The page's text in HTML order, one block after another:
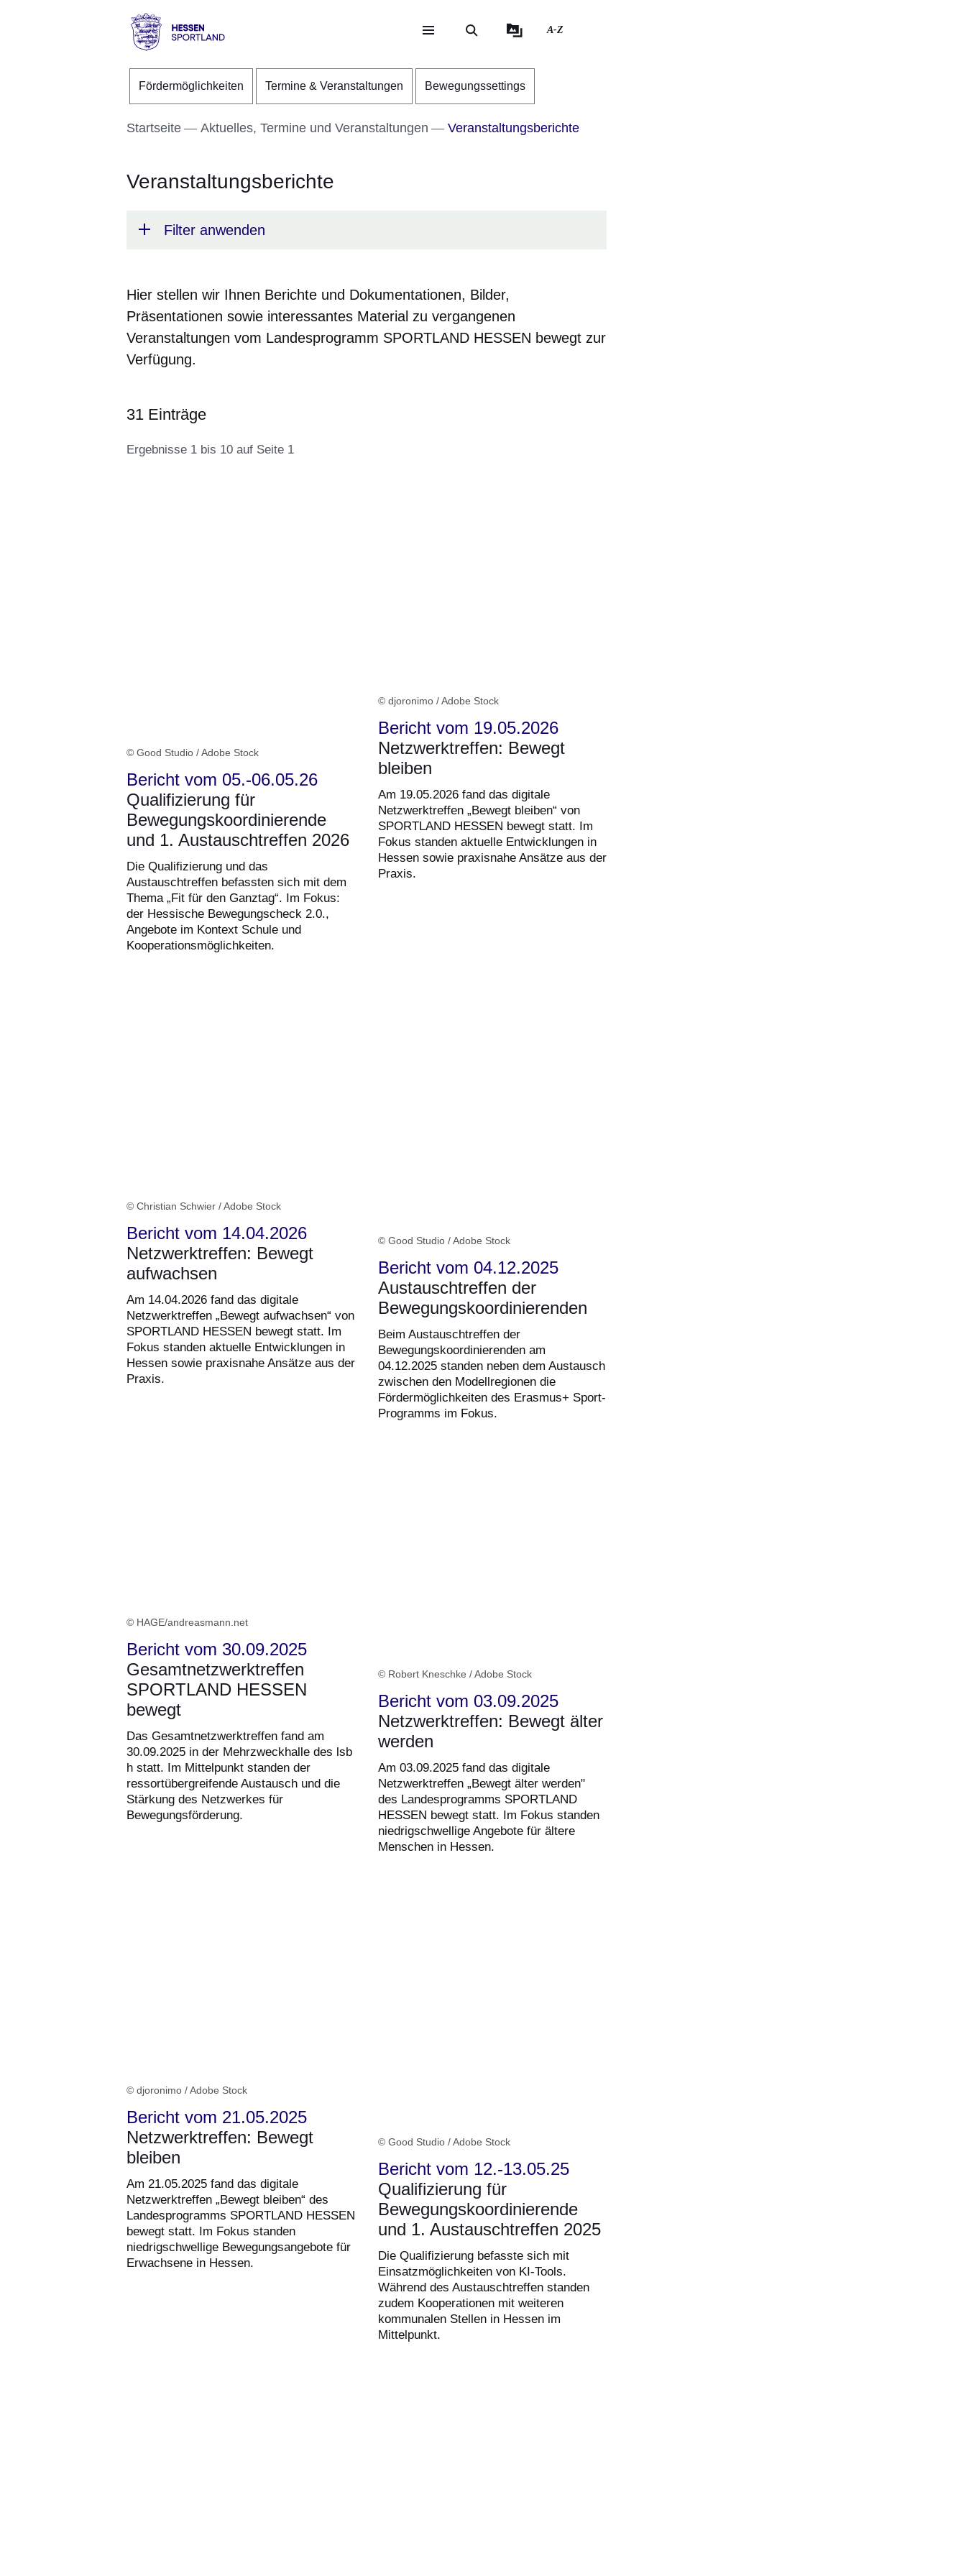
Direkt zum Kopf der Seite
Direkt zum Inhalt
Direkt zum Fuß der Seite
Sportland
A-Z
Fördermöglichkeiten Termine & Veranstaltungen Bewegungssettings
Startseite Aktuelles, Termine und Veranstaltungen Veranstaltungsberichte
Veranstaltungsberichte
Filter anwenden
Hier stellen wir Ihnen Berichte und Dokumentationen, Bilder,
Präsentationen sowie interessantes Material zu vergangenen
Veranstaltungen vom Landesprogramm SPORTLAND HESSEN bewegt zur
Verfügung.
31 Einträge
Ergebnisse 1 bis 10 auf Seite 1
© Good Studio / Adobe Stock
Bericht vom 05.-06.05.26
Qualifizierung für
Bewegungskoordinierende
und 1. Austauschtreffen 2026
Die Qualifizierung und das
Austauschtreffen befassten sich mit dem
Thema „Fit für den Ganztag“. Im Fokus:
der Hessische Bewegungscheck 2.0.,
Angebote im Kontext Schule und
Kooperationsmöglichkeiten.
© djoronimo / Adobe Stock
Bericht vom 19.05.2026
Netzwerktreffen: Bewegt
bleiben
Am 19.05.2026 fand das digitale
Netzwerktreffen „Bewegt bleiben“ von
SPORTLAND HESSEN bewegt statt. Im
Fokus standen aktuelle Entwicklungen in
Hessen sowie praxisnahe Ansätze aus der
Praxis.
© Christian Schwier / Adobe Stock
Bericht vom 14.04.2026
Netzwerktreffen: Bewegt
aufwachsen
Am 14.04.2026 fand das digitale
Netzwerktreffen „Bewegt aufwachsen“ von
SPORTLAND HESSEN bewegt statt. Im
Fokus standen aktuelle Entwicklungen in
Hessen sowie praxisnahe Ansätze aus der
Praxis.
© Good Studio / Adobe Stock
Bericht vom 04.12.2025
Austauschtreffen der
Bewegungskoordinierenden
Beim Austauschtreffen der
Bewegungskoordinierenden am
04.12.2025 standen neben dem Austausch
zwischen den Modellregionen die
Fördermöglichkeiten des Erasmus+ Sport-
Programms im Fokus.
© HAGE/andreasmann.net
Bericht vom 30.09.2025
Gesamtnetzwerktreffen
SPORTLAND HESSEN
bewegt
Das Gesamtnetzwerktreffen fand am
30.09.2025 in der Mehrzweckhalle des lsb
h statt. Im Mittelpunkt standen der
ressortübergreifende Austausch und die
Stärkung des Netzwerkes für
Bewegungsförderung.
© Robert Kneschke / Adobe Stock
Bericht vom 03.09.2025
Netzwerktreffen: Bewegt älter
werden
Am 03.09.2025 fand das digitale
Netzwerktreffen „Bewegt älter werden"
des Landesprogramms SPORTLAND
HESSEN bewegt statt. Im Fokus standen
niedrigschwellige Angebote für ältere
Menschen in Hessen.
© djoronimo / Adobe Stock
Bericht vom 21.05.2025
Netzwerktreffen: Bewegt
bleiben
Am 21.05.2025 fand das digitale
Netzwerktreffen „Bewegt bleiben“ des
Landesprogramms SPORTLAND HESSEN
bewegt statt. Im Fokus standen
niedrigschwellige Bewegungsangebote für
Erwachsene in Hessen.
© Good Studio / Adobe Stock
Bericht vom 12.-13.05.25
Qualifizierung für
Bewegungskoordinierende
und 1. Austauschtreffen 2025
Die Qualifizierung befasste sich mit
Einsatzmöglichkeiten von KI-Tools.
Während des Austauschtreffen standen
zudem Kooperationen mit weiteren
kommunalen Stellen in Hessen im
Mittelpunkt.